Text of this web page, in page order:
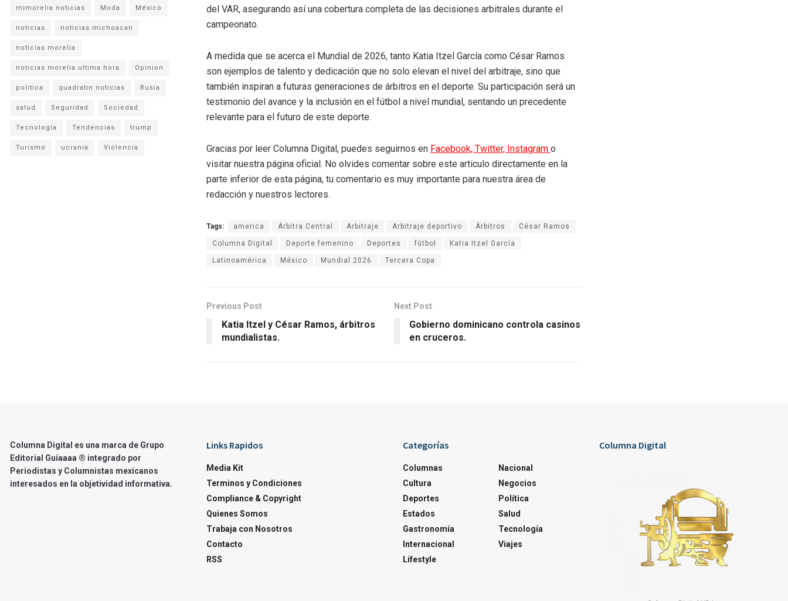
del VAR, asegurando así una cobertura completa de las decisiones arbitrales durante el
campeonato.
A medida que se acerca el Mundial de 2026, tanto Katia Itzel García como César Ramos
son ejemplos de talento y dedicación que no solo elevan el nivel del arbitraje, sino que
también inspiran a futuras generaciones de árbitros en el deporte. Su participación será un
testimonio del avance y la inclusión en el fútbol a nivel mundial, sentando un precedente
relevante para el futuro de este deporte.
Gracias por leer Columna Digital, puedes seguirnos en Facebook, Twitter, Instagram o
visitar nuestra página oficial. No olvides comentar sobre este articulo directamente en la
parte inferior de esta página, tu comentario es muy importante para nuestra área de
redacción y nuestros lectores.
Tags: america Árbitra Central Arbitraje Arbitraje deportivo Árbitros César Ramos
Columna Digital Deporte femenino Deportes fútbol Katia Itzel García
Latinoamérica México Mundial 2026 Tercera Copa
Previous Post
Katia Itzel y César Ramos, árbitros
mundialistas.
Next Post
Gobierno dominicano controla casinos
en cruceros.
mimorelia noticias Moda México
noticias noticias michoacan
noticias morelia
noticias morelia ultima hora Opinion
politica quadratin noticias Rusia
salud Seguridad Sociedad
Tecnología Tendencias trump
Turismo ucrania Violencia
Columna Digital es una marca de Grupo
Editorial Guíaaaa ® integrado por
Periodistas y Columnistas mexicanos
interesados en la objetividad informativa.
Links Rapidos
Media Kit
Terminos y Condiciones
Compliance & Copyright
Quienes Somos
Trabaja con Nosotros
Contacto
RSS
Categorías
Columnas
Cultura
Deportes
Estados
Gastronomía
Internacional
Lifestyle
Nacional
Negocios
Política
Salud
Tecnología
Viajes
Columna Digital